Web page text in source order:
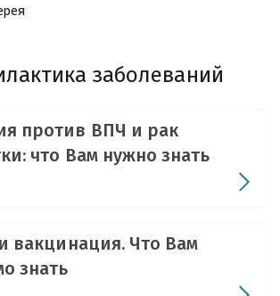
заболеваний
против ВПЧ и рак
что Вам нужно знать
вакцинация. Что Вам
знать